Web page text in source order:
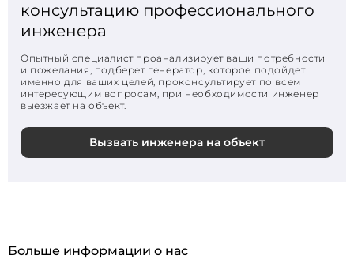
консультацию профессионального
инженера
Опытный специалист проанализирует ваши потребности
и пожелания, подберет генератор, которое подойдет
именно для ваших целей, проконсультирует по всем
интересующим вопросам, при необходимости инженер
выезжает на объект.
Вызвать инженера на объект
Больше информации о нас